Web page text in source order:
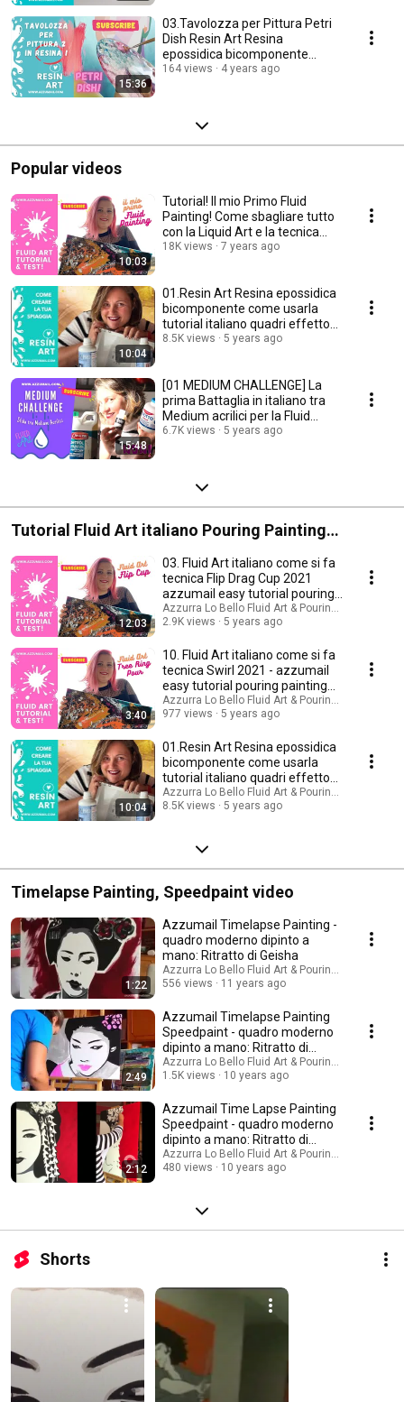
15:36
03.Tavolozza per Pittura Petri
Dish Resin Art Resina
epossidica bicomponente
come tutorial italiano
164 views 4 years ago
Popular videos
10:03
Tutorial! Il mio Primo Fluid
Painting! Come sbagliare tutto
con la Liquid Art e la tecnica
Pouring!
18K views 7 years ago
10:04
01.Resin Art Resina epossidica
bicomponente come usarla
tutorial italiano quadri effetto
mare sabbia
8.5K views 5 years ago
15:48
[01 MEDIUM CHALLENGE] La
prima Battaglia in italiano tra
Medium acrilici per la Fluid
Pouring Art!
6.7K views 5 years ago
Tutorial Fluid Art italiano Pouring Painting
azzumail series 30 tecniche diverse colata acrilica
medium colori e materiali utili
12:03
03. Fluid Art italiano come si fa
tecnica Flip Drag Cup 2021
azzumail easy tutorial pouring
painting
Azzurra Lo Bello Fluid Art & Pouring Painting
2.9K views
5 years ago
3:40
10. Fluid Art italiano come si fa
tecnica Swirl 2021 - azzumail
easy tutorial pouring painting
ita
Azzurra Lo Bello Fluid Art & Pouring Painting
977 views
5 years ago
10:04
01.Resin Art Resina epossidica
bicomponente come usarla
tutorial italiano quadri effetto
mare sabbia
Azzurra Lo Bello Fluid Art & Pouring Painting
8.5K views
5 years ago
Timelapse Painting, Speedpaint video
1:22
Azzumail Timelapse Painting -
quadro moderno dipinto a
mano: Ritratto di Geisha
Azzurra Lo Bello Fluid Art & Pouring Painting
556 views
11 years ago
2:49
Azzumail Timelapse Painting
Speedpaint - quadro moderno
dipinto a mano: Ritratto di
Geisha II
Azzurra Lo Bello Fluid Art & Pouring Painting
1.5K views
10 years ago
2:12
Azzumail Time Lapse Painting
Speedpaint - quadro moderno
dipinto a mano: Ritratto di
Geisha III
Azzurra Lo Bello Fluid Art & Pouring Painting
480 views
10 years ago
Shorts